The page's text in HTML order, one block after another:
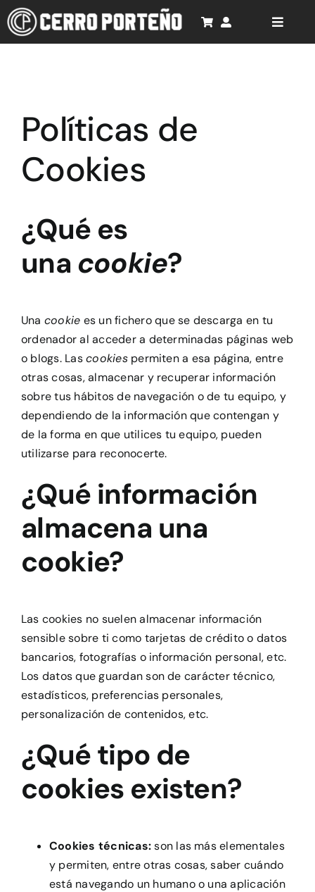
Saltar
al
contenido
Toggle
Rompecabezas 3D
Productos
Políticas de
Cookies
¿Qué es
una cookie?
Una cookie es un fichero que se descarga en tu
ordenador al acceder a determinadas páginas web
o blogs. Lascookiespermiten a esa página, entre
otras cosas, almacenar y recuperar información
sobre tus hábitos de navegación o de tu equipo, y
dependiendo de la información que contengan y
de la forma en que utilices tu equipo, pueden
utilizarse para reconocerte.
¿Qué información
almacena una
cookie?
Las cookies no suelen almacenar información
sensible sobre ti como tarjetas de crédito o datos
bancarios, fotografías o información personal, etc.
Los datos que guardan son de carácter técnico,
estadísticos, preferencias personales,
personalización de contenidos, etc.
¿Qué tipo de
cookies existen?
Cookies técnicas:son las más elementales
y permiten, entre otras cosas, saber cuándo
está navegando un humano o una aplicación